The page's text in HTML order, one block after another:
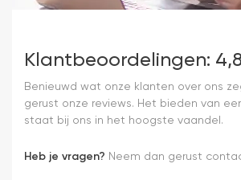
Klantbeoordelingen:
Benieuwd wat onze klanten over ons
gerust onze reviews. Het bieden van
staat bij ons in het hoogste vaandel.
Heb je vragen? Neem dan gerust